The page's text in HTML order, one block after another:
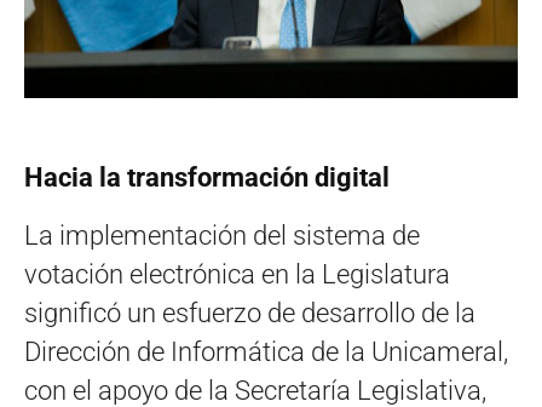
Hacia la transformación digital
La implementación del sistema de
votación electrónica en la Legislatura
significó un esfuerzo de desarrollo de la
Dirección de Informática de la Unicameral,
con el apoyo de la Secretaría Legislativa,